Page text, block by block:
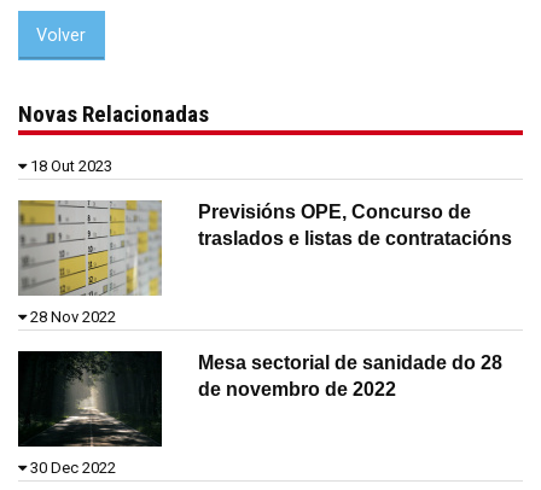
Volver
Novas Relacionadas
18 Out 2023
Previsións OPE, Concurso de
traslados e listas de contratacións
28 Nov 2022
Mesa sectorial de sanidade do 28
de novembro de 2022
30 Dec 2022